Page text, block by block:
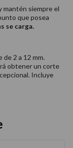
mantén siempre el
que posea
se carga.
2 a 12 mm.
obtener un corte
Incluye